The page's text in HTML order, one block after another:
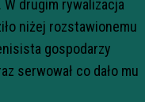
drugim rywalizacja
niżej rozstawionemu
gospodarzy
serwował co dało mu